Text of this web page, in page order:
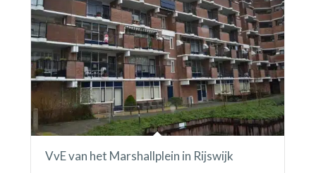
VvE van het Marshallplein in Rijswijk